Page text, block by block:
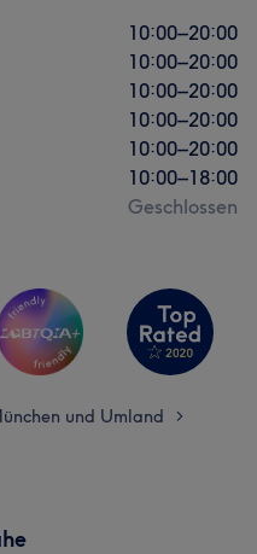
10:00–20:00
10:00–20:00
10:00–20:00
10:00–20:00
10:00–20:00
10:00–18:00
Geschlossen
und Umland >